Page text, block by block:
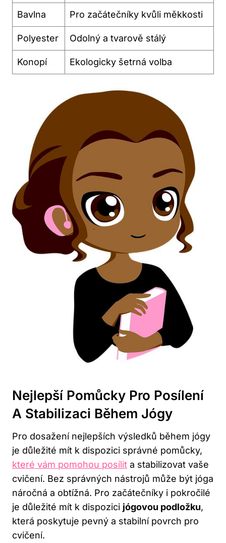
Bavlna Pro začátečníky kvůli měkkosti
Polyester Odolný a tvarově stálý
Konopí Ekologicky šetrná volba
Nejlepší Pomůcky Pro Posílení
A Stabilizaci Během Jógy
Pro dosažení nejlepších výsledků během jógy
je důležité mít k dispozici správné pomůcky,
které vám pomohou posílit a stabilizovat vaše
cvičení. Bez správných nástrojů může být jóga
náročná a obtížná. Pro začátečníky i pokročilé
je důležité mít k dispozici jógovou podložku,
která poskytuje pevný a stabilní povrch pro
cvičení.